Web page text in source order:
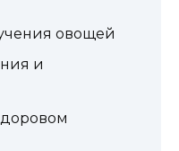
овощей
и